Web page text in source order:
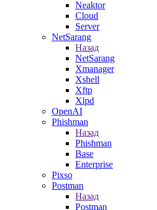
Neaktor
Cloud
Server
NetSarang
Назад
NetSarang
Xmanager
Xshell
Xftp
Xlpd
OpenAI
Phishman
Назад
Phishman
Base
Enterprise
Pixso
Postman
Назад
Postman